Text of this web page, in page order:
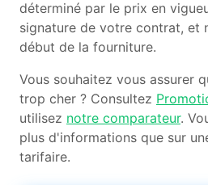
déterminé par le prix en
signature de votre contrat, et
début de la fourniture.
Vous souhaitez vous assurer
trop cher ? Consultez
utilisez notre comparateur.
plus d'informations que sur
tarifaire.